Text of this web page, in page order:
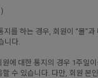
를 하는 경우, 회원이 “몰”과
니다.
에 대한 통지의 경우 1주일이
수 있습니다. 다만, 회원 본